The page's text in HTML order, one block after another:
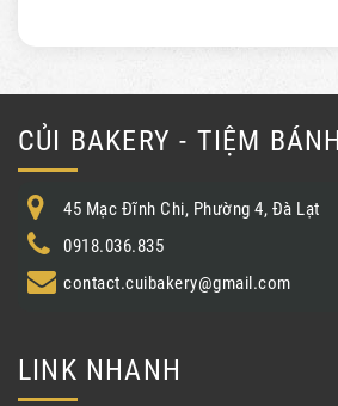
CỦI BAKERY - TIỆM
45 Mạc Đĩnh Chi, Phường 4, Đà Lạt
0918.036.835
contact.cuibakery@gmail.com
LINK NHANH